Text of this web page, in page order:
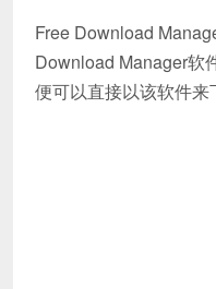
Free Download
Download Manager软
便可以直接以该软件来